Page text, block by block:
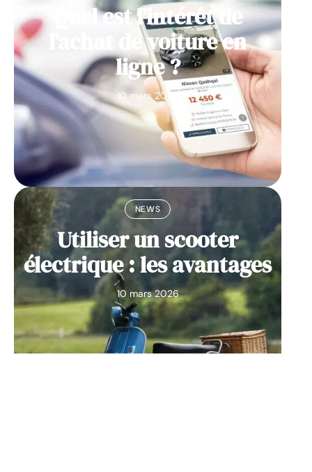
Quel est l’intérêt de
l’achat de voiture en
ligne ?
10 mars 2026
NEWS
Utiliser un scooter
électrique : les avantages
10 mars 2026